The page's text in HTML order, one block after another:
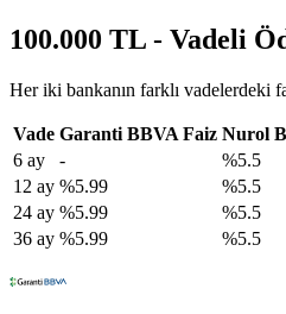
100.000 TL - Vadeli
Her iki bankanın farklı vadelerdeki
Vade Garanti BBVA Faiz Nurol
6 ay - %5.5
12 ay %5.99 %5.5
24 ay %5.99 %5.5
36 ay %5.99 %5.5